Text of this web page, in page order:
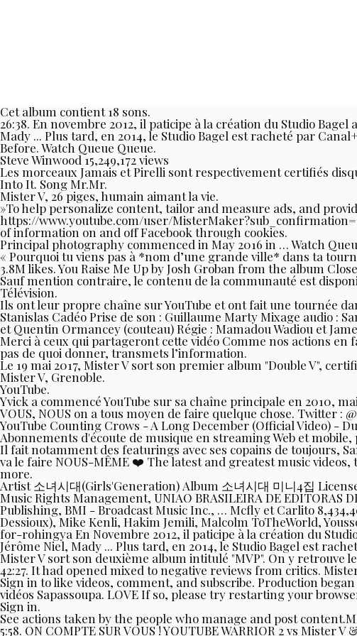
Cet album contient 18 sons.
26:38. En novembre 2012, il paticipe à la création du Studio
Mady ... Plus tard, en 2014, le Studio Bagel est racheté par
Before. Watch Queue Queue.
Steve Winwood 15,249,172 views
Les morceaux Jamais et Pirelli sont respectivement certifiés
Into It. Song Mr.Mr.
Mister V, 26 piges, humain aimant la vie.
»To help personalize content, tailor and measure ads, and
https://www.youtube.com/user/
of information on and off Facebook through cookies.
Principal photography commenced in May 2016 in … Watch
« Pourquoi tu viens pas à *nom d’une grande ville* dans ta
3.8M likes. You Raise Me Up by Josh Groban from the album
Sauf mention contraire, le contenu de la communauté est
Télévision.
Ils ont leur propre chaîne sur YouTube et ont fait une tournée
Stanislas Cadéo Prise de son : Guillaume Marty Mixage audio :
et Quentin Ormancey (couteau) Régie : Mamadou Wadiou et
Merci à ceux qui partageront cette vidéo Comme nos actions en
pas de quoi donner, transmets l’information.
Le 19 mai 2017, Mister V sort son premier album "Double V",
Mister V, Grenoble.
YouTube.
Yvick a commencé YouTube sur sa chaîne principale en 2010,
VOUS, NOUS on a tous moyen de faire quelque chose. Twitter
YouTube Counting Crows - A Long December (Official Video) -
Abonnements d'écoute de musique en streaming Web et
Il fait notamment des featurings avec ses copains de toujours,
va le faire NOUS-MÊME ❤️ The latest and greatest music
more.
Artist 소녀시대(Girls'Generation) Album 소녀시대 미니4집
Music Rights Management, UNIAO BRASILEIRA DE EDITORAS
Publishing, BMI - Broadcast Music Inc., … Mcfly et Carlito
Dessioux), Mike Kenli, Hakim Jemili, Malcolm ToTheWorld,
for-rohingya En Novembre 2012, il paticipe à la création du
Jérôme Niel, Mady ... Plus tard, en 2014, le Studio Bagel est
Mister V sort son deuxième album intitulé "MVP". On y retrouve
42:27. It had opened mixed to negative reviews from critics.
Sign in to like videos, comment, and subscribe. Production
vidéos Sapassoupa. LOVE If so, please try restarting your
Sign in.
See actions taken by the people who manage and post
5:58. ON COMPTE SUR VOUS ! YOUTUBE WARRIOR 2 vs